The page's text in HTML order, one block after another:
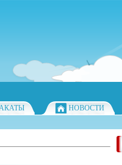
НОВОСТИ